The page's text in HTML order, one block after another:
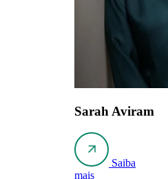
Sarah Aviram
Saiba
mais